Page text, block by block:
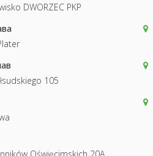
DWORZEC PKP
105
Oświęcimskich 20A